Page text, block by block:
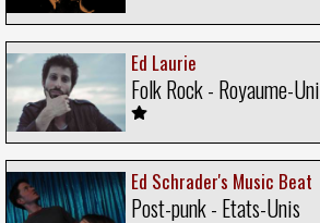
Ed Laurie
Folk Rock - Royaume-Uni
Ed Schrader's Music Beat
Post-punk - Etats-Unis